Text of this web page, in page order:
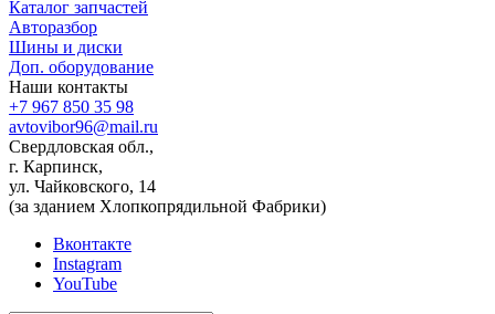
Каталог запчастей
Авторазбор
Шины и диски
Доп. оборудование
Наши контакты
+7 967 850 35 98
avtovibor96@mail.ru
Свердловская обл.,
г. Карпинск,
ул. Чайковского, 14
(за зданием Хлопкопрядильной Фабрики)
Вконтакте
Instagram
YouTube